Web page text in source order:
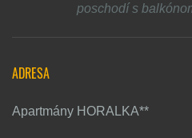
poschodí s
ADRESA
Apartmány HORALKA**